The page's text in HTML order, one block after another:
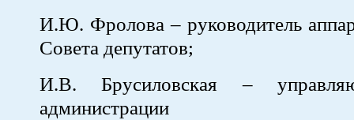
И.Ю. Фролова – руководитель
Совета депутатов;
И.В. Брусиловская –
администрации